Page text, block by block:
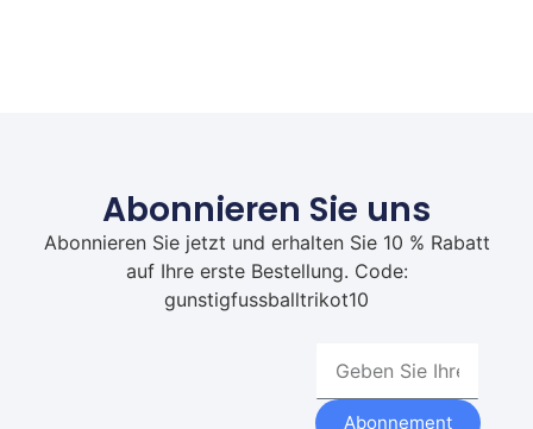
Abonnieren Sie uns
Abonnieren Sie jetzt und erhalten Sie 10 % Rabatt
auf Ihre erste Bestellung. Code:
gunstigfussballtrikot10
Abonnement